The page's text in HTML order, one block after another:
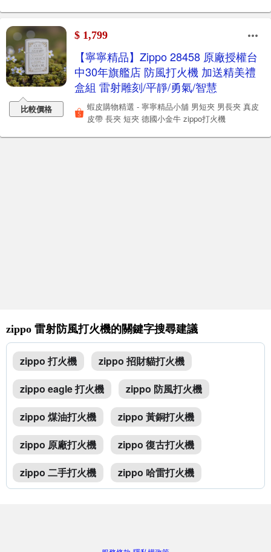
比較價格
$ 1,799
【寧寧精品】Zippo 28458 原廠授權台
中30年旗艦店 防風打火機 加送精美禮
盒組 雷射雕刻/平靜/勇氣/智慧
蝦皮購物精選 - 寧寧精品小舖 男短夾 男長夾 真皮
皮帶 長夾 短夾 德國小金牛 zippo打火機
zippo 雷射防風打火機的關鍵字搜尋建議
zippo 打火機
zippo 招財貓打火機
zippo eagle 打火機
zippo 防風打火機
zippo 煤油打火機
zippo 黃銅打火機
zippo 原廠打火機
zippo 復古打火機
zippo 二手打火機
zippo 哈雷打火機